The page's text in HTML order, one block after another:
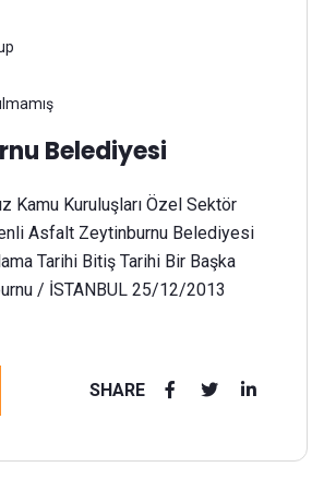
Belediyesi
Kamu Kuruluşları Özel Sektör
Asfalt Zeytinburnu Belediyesi
Tarihi Bitiş Tarihi Bir Başka
/ İSTANBUL 25/12/2013
SHARE